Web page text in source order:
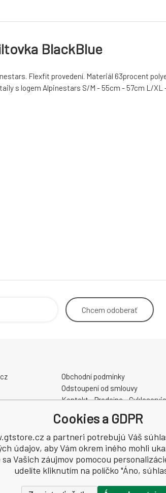
BlackBlue
Flexfit provedení. Materiál 63procent
s logem Alpinestars S/M - 55cm - 57cm L/XL
Chcem odoberať
Obchodní podmínky
Odstoupení od smlouvy
Kontakt - Prodejna - Cykloservis
Slevové a dárkové poukazy
Elektrokola AKUMO.cz
Cookies a GDPR
a partneri potrebujú Váš
údajov, aby Vám okrem iného mohli
Vašich záujmov pomocou
udelíte kliknutím na políčko "Áno,